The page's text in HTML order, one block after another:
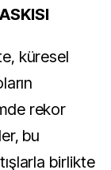
küresel
rekor
bu
birlikte